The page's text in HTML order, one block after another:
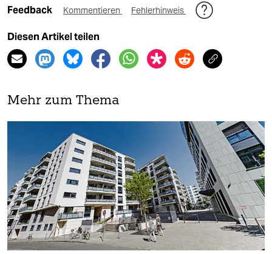
Feedback Kommentieren Fehlerhinweis
Diesen Artikel teilen
Mehr zum Thema